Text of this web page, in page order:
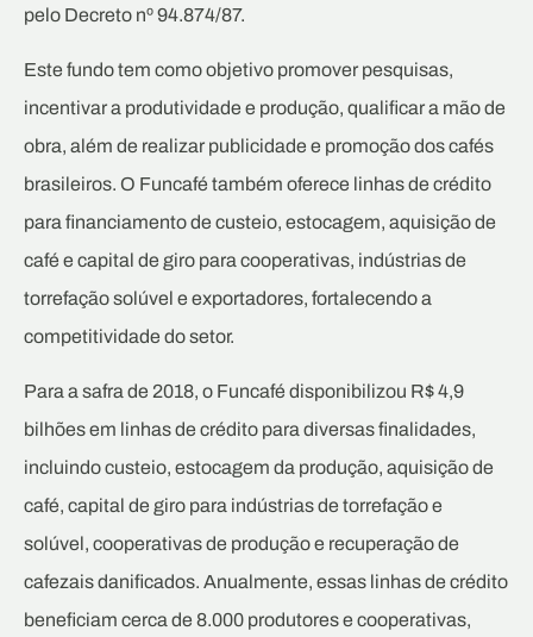
pelo Decreto nº 94.874/87.
Este fundo tem como objetivo promover pesquisas,
incentivar a produtividade e produção, qualificar a mão de
obra, além de realizar publicidade e promoção dos cafés
brasileiros. O Funcafé também oferece linhas de crédito
para financiamento de custeio, estocagem, aquisição de
café e capital de giro para cooperativas, indústrias de
torrefação solúvel e exportadores, fortalecendo a
competitividade do setor.
Para a safra de 2018, o Funcafé disponibilizou R$ 4,9
bilhões em linhas de crédito para diversas finalidades,
incluindo custeio, estocagem da produção, aquisição de
café, capital de giro para indústrias de torrefação e
solúvel, cooperativas de produção e recuperação de
cafezais danificados. Anualmente, essas linhas de crédito
beneficiam cerca de 8.000 produtores e cooperativas,